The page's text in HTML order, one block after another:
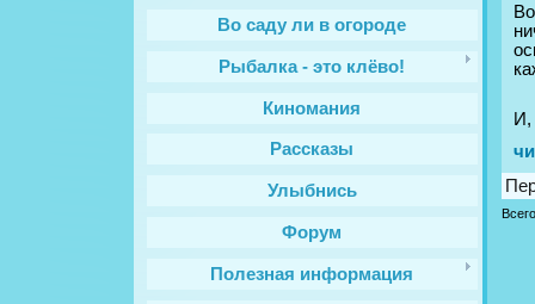
Во саду ли в огороде
Рыбалка - это клёво!
Киномания
Рассказы
Улыбнись
Форум
Полезная информация
И,